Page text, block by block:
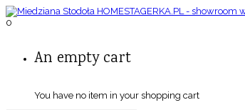
0
An empty cart
You have no item in your shopping cart